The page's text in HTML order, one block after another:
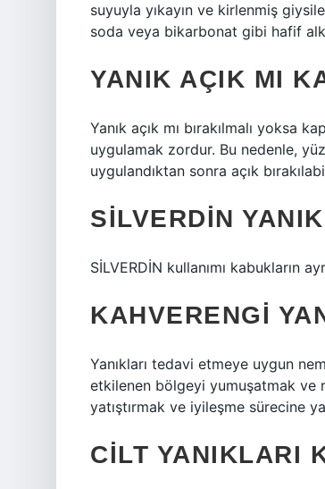
suyuyla yıkayın ve kirlenmiş
soda veya bikarbonat gibi hafif
YANIK AÇIK MI
Yanık açık mı bırakılmalı yoksa
uygulamak zordur. Bu nedenle,
uygulandıktan sonra açık
SILVERDIN
SİLVERDİN kullanımı kabukların
KAHVERENGI
Yanıkları tedavi etmeye uygun
etkilenen bölgeyi yumuşatmak ve
yatıştırmak ve iyileşme sürecine
CILT YANIKLARI